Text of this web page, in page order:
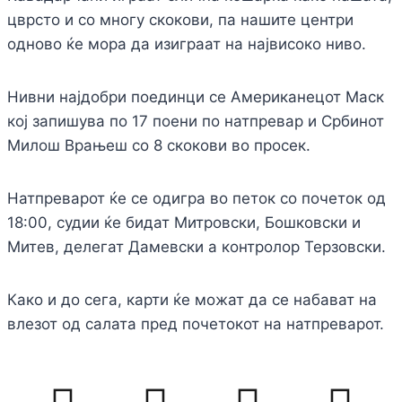
цврсто и со многу скокови, па нашите центри
одново ќе мора да изиграат на највисоко ниво.
Нивни најдобри поединци се Американецот Маск
кој запишува по 17 поени по натпревар и Србинот
Милош Врањеш со 8 скокови во просек.
Натпреварот ќе се одигра во петок со почеток од
18:00, судии ќе бидат Митровски, Бошковски и
Митев, делегат Дамевски а контролор Терзовски.
Како и до сега, карти ќе можат да се набават на
влезот од салата пред почетокот на натпреварот.